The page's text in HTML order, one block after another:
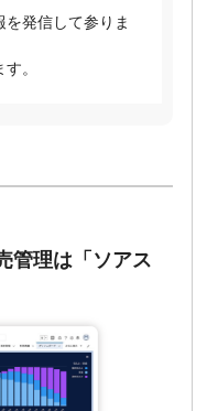
発信して参りま
。
管理は「ソアス